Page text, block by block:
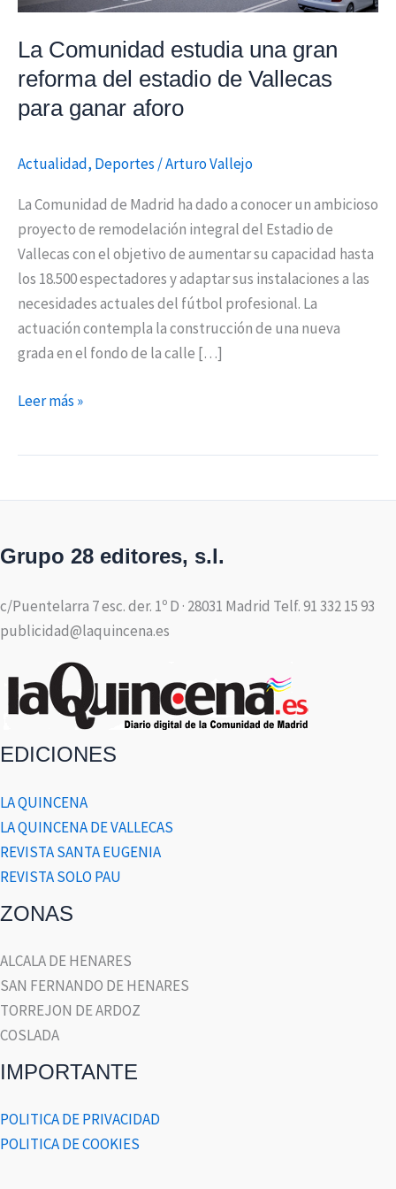
La Comunidad estudia una gran
reforma del estadio de Vallecas
para ganar aforo
Actualidad, Deportes /Arturo Vallejo
La Comunidad de Madrid ha dado a conocer un ambicioso
proyecto de remodelación integral del Estadio de
Vallecas con el objetivo de aumentar su capacidad hasta
los 18.500 espectadores y adaptar sus instalaciones a las
necesidades actuales del fútbol profesional. La
actuación contempla la construcción de una nueva
grada en el fondo de la calle […]
Vallecas
para
aforo
Leer más »
Grupo 28 editores, s.l.
c/Puentelarra 7 esc. der. 1º D · 28031 Madrid Telf. 91 332 15 93
publicidad@laquincena.es
EDICIONES
LA QUINCENA
LA QUINCENA DE VALLECAS
REVISTA SANTA EUGENIA
REVISTA SOLO PAU
ZONAS
ALCALA DE HENARES
SAN FERNANDO DE HENARES
TORREJON DE ARDOZ
COSLADA
IMPORTANTE
POLITICA DE PRIVACIDAD
POLITICA DE COOKIES